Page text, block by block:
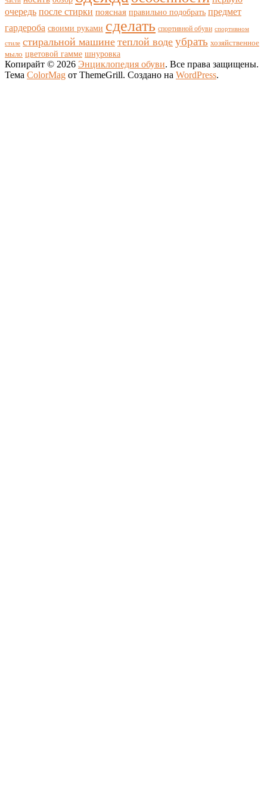
очередь после стирки поясная правильно подобрать предмет
гардероба своими руками сделать спортивной обуви спортивном
стиле стиральной машине теплой воде убрать хозяйственное
мыло цветовой гамме шнуровка
Копирайт © 2026 Энциклопедия обуви. Все права защищены.
Тема ColorMag от ThemeGrill. Создано на WordPress.